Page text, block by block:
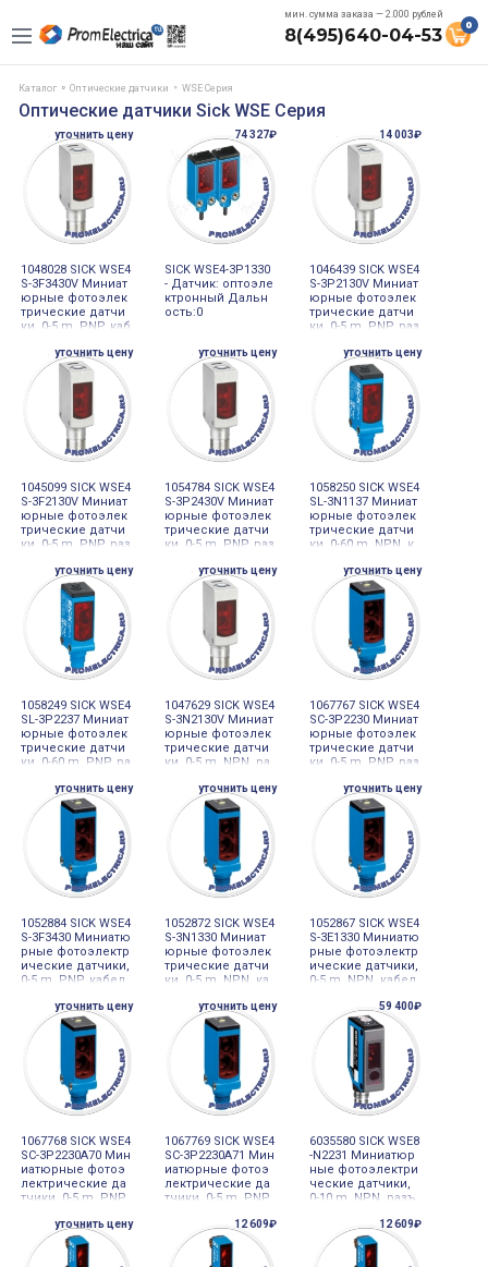
мин. сумма заказа — 2.000 рублей
8(495)640-04-53 0
Каталог Оптические датчики WSE Серия
Оптические датчики Sick WSE Серия
уточнить цену
1048028 SICK WSE4
S-3F3430V Миниат
юрные фотоэлек
трические датчи
ки, 0-5 m, PNP, каб
M12, 4-pin, 150 m
m, PVC
74 327₽
SICK WSE4-3P1330
- Датчик: оптоэле
ктронный Дальн
ость:0
14 003₽
1046439 SICK WSE4
S-3P2130V Миниат
юрные фотоэлек
трические датчи
ки, 0-5 m, PNP, раз
уточнить цену
1045099 SICK WSE4
S-3F2130V Миниат
юрные фотоэлек
трические датчи
ки, 0-5 m, PNP, раз
уточнить цену
1054784 SICK WSE4
S-3P2430V Миниат
юрные фотоэлек
трические датчи
ки, 0-5 m, PNP, раз
уточнить цену
1058250 SICK WSE4
SL-3N1137 Миниат
юрные фотоэлек
трические датчи
ки, 0-60 m, NPN, к
ой 2 m, PVC
уточнить цену
1058249 SICK WSE4
SL-3P2237 Миниат
юрные фотоэлек
трические датчи
ки, 0-60 m, PNP, ра
уточнить цену
1047629 SICK WSE4
S-3N2130V Миниат
юрные фотоэлек
трические датчи
ки, 0-5 m, NPN, ра
уточнить цену
1067767 SICK WSE4
SC-3P2230 Миниат
юрные фотоэлек
трические датчи
ки, 0-5 m, PNP, раз
уточнить цену
1052884 SICK WSE4
S-3F3430 Миниатю
рные фотоэлектр
ические датчики,
0-5 m, PNP, кабел
2, 4-pin, 150 mm, P
уточнить цену
1052872 SICK WSE4
S-3N1330 Миниат
юрные фотоэлек
трические датчи
ки, 0-5 m, NPN, ка
й, 2 m, PVC
уточнить цену
1052867 SICK WSE4
S-3E1330 Миниатю
рные фотоэлектр
ические датчики,
0-5 m, NPN, кабел
уточнить цену
1067768 SICK WSE4
SC-3P2230A70 Мин
иатюрные фотоэ
лектрические да
тчики, 0-5 m, PNP,
уточнить цену
1067769 SICK WSE4
SC-3P2230A71 Мин
иатюрные фотоэ
лектрические да
тчики, 0-5 m, PNP,
59 400₽
6035580 SICK WSE8
-N2231 Миниатюр
ные фотоэлектри
ческие датчики,
0-10 m, NPN, разъ
уточнить цену 12 609₽ 12 609₽